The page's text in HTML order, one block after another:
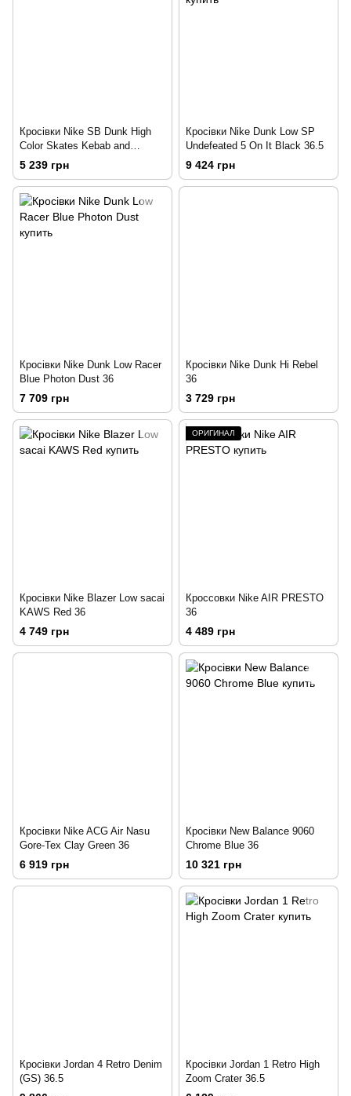
Кросівки Nike SB Dunk High
Color Skates Kebab and
Destroy 36
5 239 грн
Кросівки Nike Dunk Low SP
Undefeated 5 On It Black 36.5
9 424 грн
Кросівки Nike Dunk Low Racer
Blue Photon Dust 36
7 709 грн
Кросівки Nike Dunk Hi Rebel
36
3 729 грн
Кросівки Nike Blazer Low sacai
KAWS Red 36
4 749 грн
ОРИГИНАЛ
Кроссовки Nike AIR PRESTO
36
4 489 грн
Кросівки Nike ACG Air Nasu
Gore-Tex Clay Green 36
6 919 грн
Кросівки New Balance 9060
Chrome Blue 36
10 321 грн
Кросівки Jordan 4 Retro Denim
(GS) 36.5
Кросівки Jordan 1 Retro High
Zoom Crater 36.5